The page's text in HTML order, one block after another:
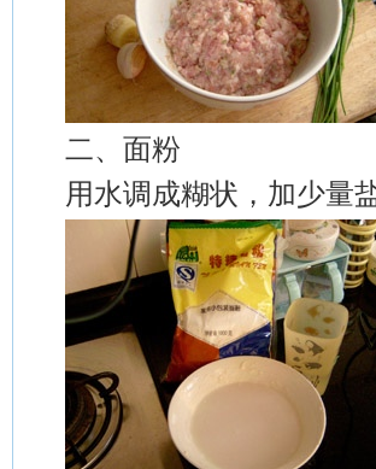
二、面粉
用水调成糊状，加少量盐